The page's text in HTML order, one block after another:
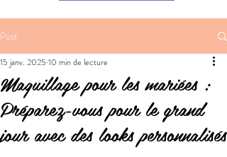
Post
Maquillage pour les mariées :
Préparez-vous pour le grand
jour avec des looks personnalisés
15 janv. 2025 10 min de lecture